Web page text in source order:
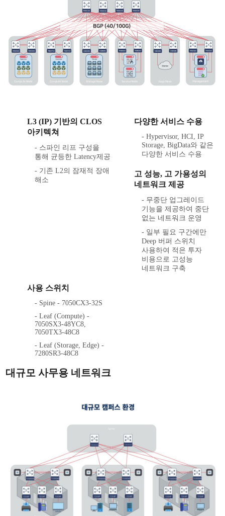
L3 (IP) 기반의 CLOS
아키텍쳐
- 스파인 리프 구성을
통해 균등한 Latency제공
- 기존 L2의 잠재적 장애
해소
다양한 서비스 수용
- Hypervisor, HCI, IP
Storage, BigData와 같은
다양한 서비스 수용
고 성능, 고 가용성의
네트워크 제공
- 무중단 업그레이드
기능을 제공하여 중단
없는 네트워크 운영
- 일부 필요 구간에만
Deep 버퍼 스위치
사용하여 적은 투자
비용으로 고성능
네트워크 구축
사용 스위치
- Spine - 7050CX3-32S
- Leaf (Compute) -
7050SX3-48YC8,
7050TX3-48C8
- Leaf (Storage, Edge) -
7280SR3-48C8
대규모 사무용 네트워크